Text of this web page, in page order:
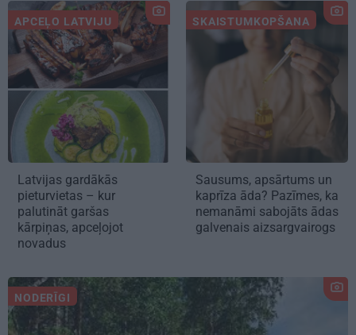
APCEĻO LATVIJU
Latvijas gardākās
pieturvietas – kur
palutināt garšas
kārpiņas, apceļojot
novadus
SKAISTUMKOPŠANA
Sausums, apsārtums un
kaprīza āda? Pazīmes, ka
nemanāmi sabojāts ādas
galvenais aizsargvairogs
NODERĪGI